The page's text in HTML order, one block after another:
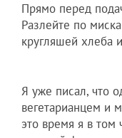
Прямо перед
Разлейте по
кругляшей хлеба
Я уже писал, что
вегетарианцем и
это время я в том